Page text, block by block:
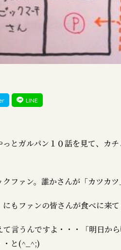
とガルパン１０話を見て、カ
ファン。誰かさんが「カツカツ
にもファンの皆さんが食べに
言うんですよ・・・「明日か
・と(^_^;)